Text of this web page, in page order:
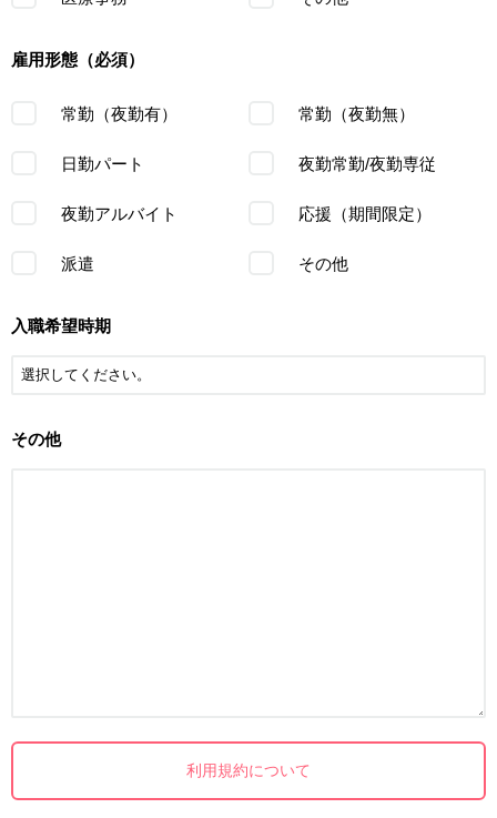
雇用形態（必須）
常勤（夜勤有） 常勤（夜勤無）
日勤パート 夜勤常勤/夜勤専従
夜勤アルバイト 応援（期間限定）
派遣 その他
入職希望時期
その他
利用規約について